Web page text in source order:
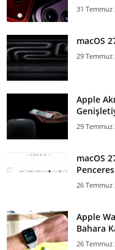
31 Temmuz
macOS
29 Temmuz
Apple
29 Temmuz
macOS
26 Temmuz
Apple
Bahara
26 Temmuz